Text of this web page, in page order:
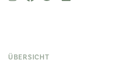
ÜBERSICHT